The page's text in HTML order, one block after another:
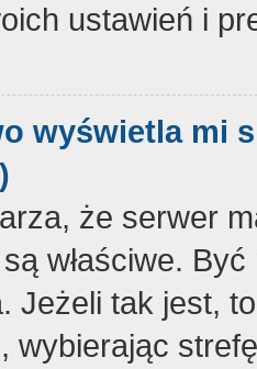
ustawień i
wyświetla mi
że serwer
właściwe.
Jeżeli tak jest,
wybierając